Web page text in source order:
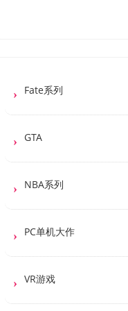
Fate系列
GTA
NBA系列
PC单机大作
VR游戏